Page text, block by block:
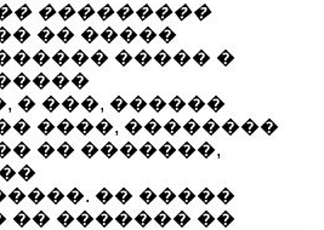
���������
�� �����
����� �
� ���, ������
����, ��������
�� �������,
�� �����
�� ������� ��